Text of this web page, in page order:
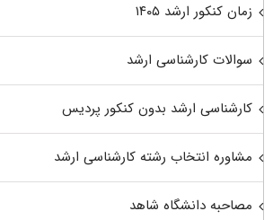
زمان کنکور ارشد ۱۴۰۵
سوالات کارشناسی ارشد
کارشناسی ارشد بدون کنکور پردیس
مشاوره انتخاب رشته کارشناسی ارشد
مصاحبه دانشگاه شاهد